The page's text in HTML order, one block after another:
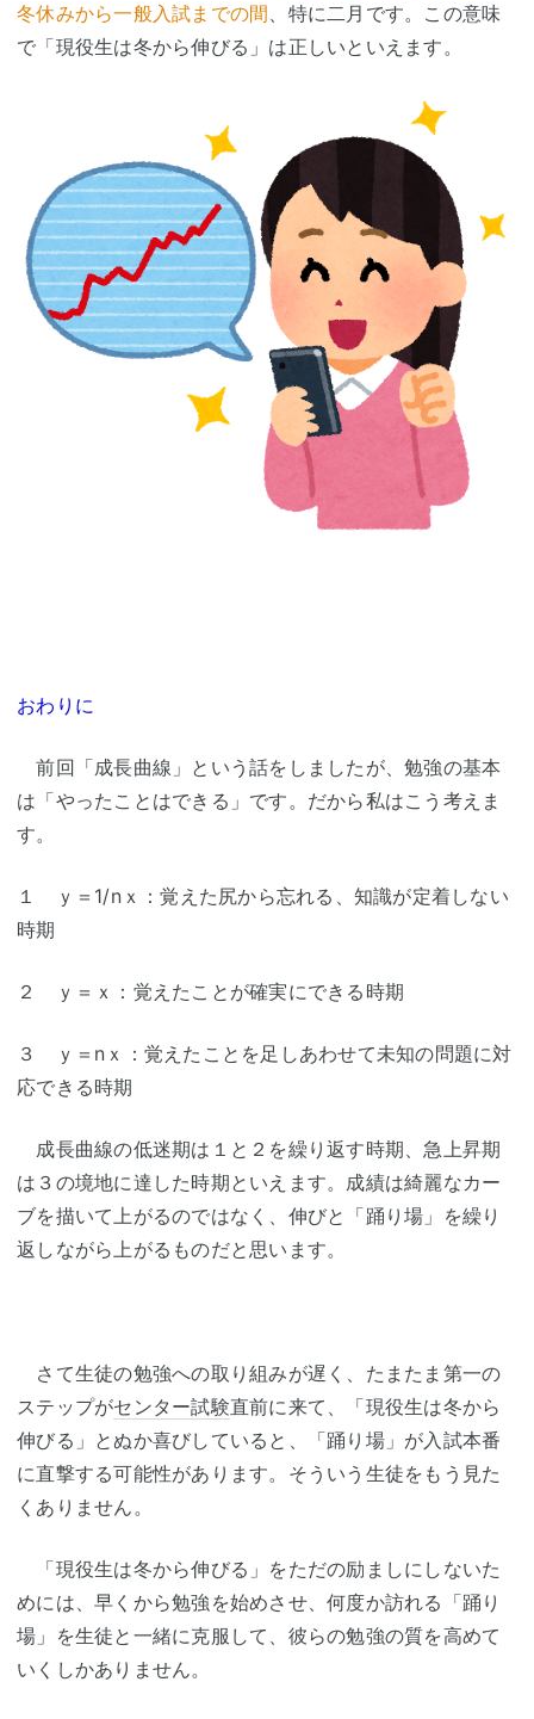
冬休みから一般入試までの間、特に二月です。この意味
で「現役生は冬から伸びる」は正しいといえます。
おわりに
前回「成長曲線」という話をしましたが、勉強の基本
は「やったことはできる」です。だから私はこう考えま
す。
１ ｙ＝1/nｘ：覚えた尻から忘れる、知識が定着しない
時期
２ ｙ＝ｘ：覚えたことが確実にできる時期
３ ｙ＝nｘ：覚えたことを足しあわせて未知の問題に対
応できる時期
成長曲線の低迷期は１と２を繰り返す時期、急上昇期
は３の境地に達した時期といえます。成績は綺麗なカー
ブを描いて上がるのではなく、伸びと「踊り場」を繰り
返しながら上がるものだと思います。
さて生徒の勉強への取り組みが遅く、たまたま第一の
ステップがセンター試験直前に来て、「現役生は冬から
伸びる」とぬか喜びしていると、「踊り場」が入試本番
に直撃する可能性があります。そういう生徒をもう見た
くありません。
「現役生は冬から伸びる」をただの励ましにしないた
めには、早くから勉強を始めさせ、何度か訪れる「踊り
場」を生徒と一緒に克服して、彼らの勉強の質を高めて
いくしかありません。